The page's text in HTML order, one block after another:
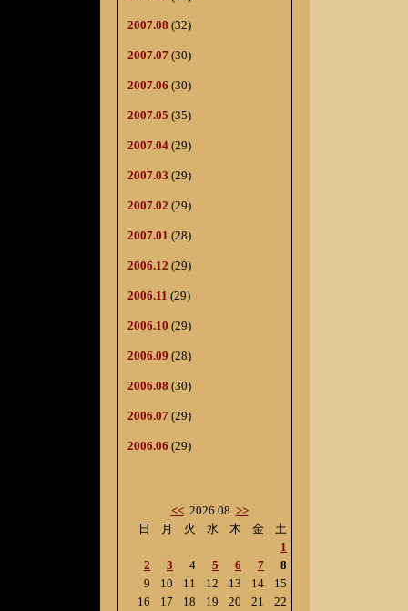
2007.08 (32)
2007.07 (30)
2007.06 (30)
2007.05 (35)
2007.04 (29)
2007.03 (29)
2007.02 (29)
2007.01 (28)
2006.12 (29)
2006.11 (29)
2006.10 (29)
2006.09 (28)
2006.08 (30)
2006.07 (29)
2006.06 (29)
<<2026.08 >>
日
2
9
16
月
3
10
17
火
4
11
18
水
5
12
19
木
6
13
20
金
7
14
21
土
1
8
15
22